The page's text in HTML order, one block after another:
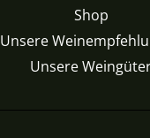
Shop
Unsere
Unsere